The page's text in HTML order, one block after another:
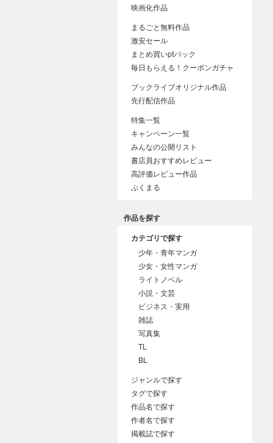
映画化作品
まるごと無料作品
激安セール
まとめ買いptバック
毎日もらえる！クーポンガチャ
ブックライブオリジナル作品
先行配信作品
特集一覧
キャンペーン一覧
みんなの公開リスト
書店員おすすめレビュー
高評価レビュー作品
ぶくまる
作品を探す
カテゴリで探す
少年・青年マンガ
少女・女性マンガ
ライトノベル
小説・文芸
ビジネス・実用
雑誌
写真集
TL
BL
ジャンルで探す
タグで探す
作品名で探す
作者名で探す
掲載誌で探す